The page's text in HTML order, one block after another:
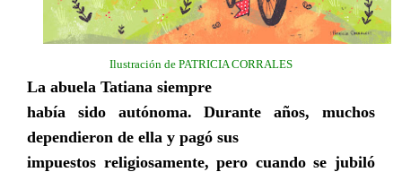
Ilustración de PATRICIA CORRALES
La abuela Tatiana siempre
había sido autónoma. Durante años, muchos
dependieron de ella y pagó sus
impuestos religiosamente, pero cuando se jubiló